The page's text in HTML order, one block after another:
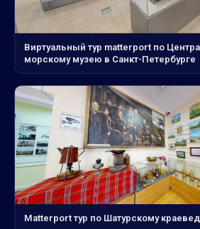
Виртуальный тур matterport по
морскому музею в Санкт-Петербурге
Matterport тур по Шатурскому